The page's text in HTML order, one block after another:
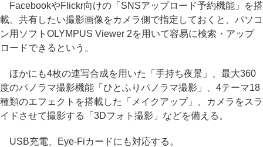
FacebookやFlickr向けの「SNSアップロード予約機能」を搭
載。共有したい撮影画像をカメラ側で指定しておくと、パソコ
ン用ソフトOLYMPUS Viewer 2を用いて容易に検索・アップ
ロードできるという。
ほかにも4枚の連写合成を用いた「手持ち夜景」、最大360
度のパノラマ撮影機能「ひとふりパノラマ撮影」、4テーマ18
種類のエフェクトを搭載した「メイクアップ」、カメラをスラ
イドさせて撮影する「3Dフォト撮影」などを備える。
USB充電、Eye-Fiカードにも対応する。